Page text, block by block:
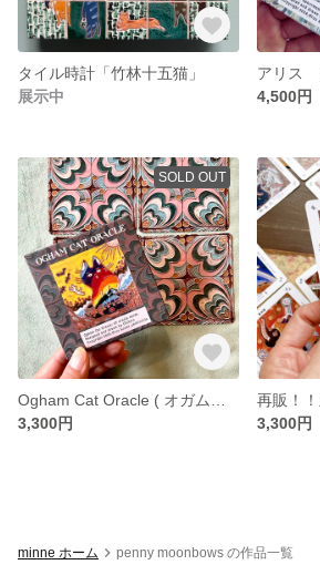
タイル時計「竹林十五猫」
展示中
4,500円
SOLD OUT
3,300円
3,300円
minne ホーム penny moonbows の作品一覧